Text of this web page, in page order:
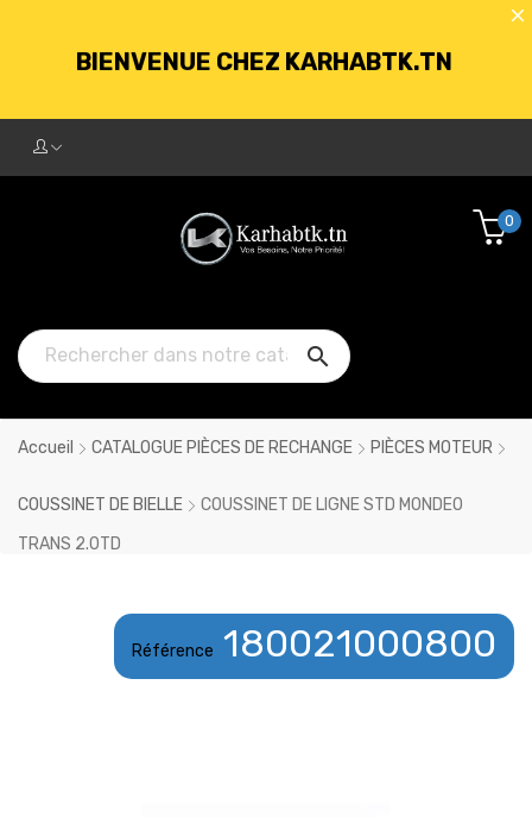
BIENVENUE CHEZ KARHABTK.TN
250DT D'ACHATS

0
Accueil CATALOGUE PIÈCES DE RECHANGE PIÈCES MOTEUR
COUSSINET DE BIELLE
COUSSINET DE LIGNE STD MONDEO
TRANS 2.0TD
Référence 180021000800